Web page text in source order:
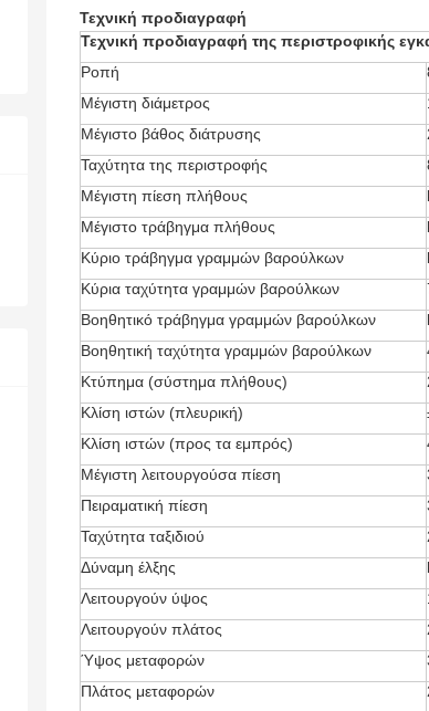
Τεχνική προδιαγραφή
Τεχνική προδιαγραφή της περιστροφικής
Ροπή
Μέγιστη διάμετρος
Μέγιστο βάθος διάτρυσης
Ταχύτητα της περιστροφής
Μέγιστη πίεση πλήθους
Μέγιστο τράβηγμα πλήθους
Κύριο τράβηγμα γραμμών βαρούλκων
Κύρια ταχύτητα γραμμών βαρούλκων
Βοηθητικό τράβηγμα γραμμών βαρούλκων
Βοηθητική ταχύτητα γραμμών βαρούλκων
Κτύπημα (σύστημα πλήθους)
Κλίση ιστών (πλευρική)
Κλίση ιστών (προς τα εμπρός)
Μέγιστη λειτουργούσα πίεση
Πειραματική πίεση
Ταχύτητα ταξιδιού
Δύναμη έλξης
Λειτουργούν ύψος
Λειτουργούν πλάτος
Ύψος μεταφορών
Πλάτος μεταφορών